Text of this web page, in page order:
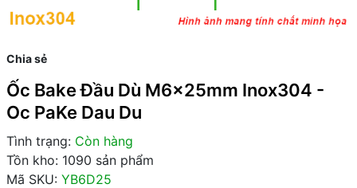
Chia sẻ
Ốc Bake Đầu Dù M6x25mm Inox304 -
Oc PaKe Dau Du
Tình trạng: Còn hàng
Tồn kho: 1090 sản phẩm
Mã SKU: YB6D25